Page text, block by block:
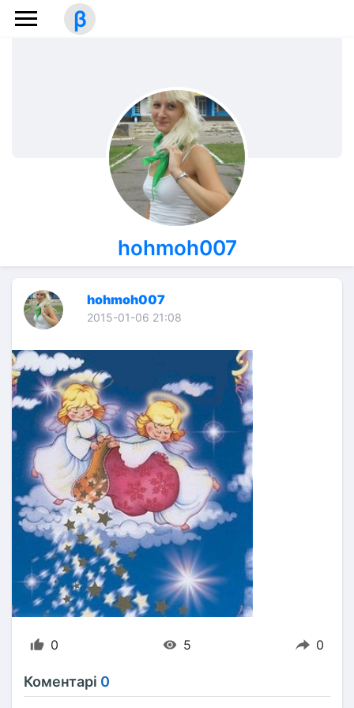
β
hohmoh007
hohmoh007
2015-01-06 21:08
0 5 0
Коментарі 0